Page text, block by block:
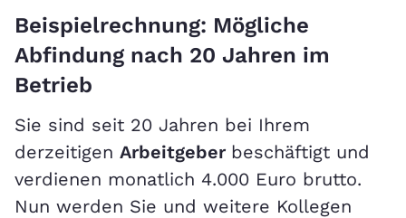
Beispielrechnung: Mögliche
Abfindung nach 20 Jahren im
Betrieb
Sie sind seit 20 Jahren bei Ihrem
derzeitigen Arbeitgeber beschäftigt und
verdienen monatlich 4.000 Euro brutto.
Nun werden Sie und weitere Kollegen